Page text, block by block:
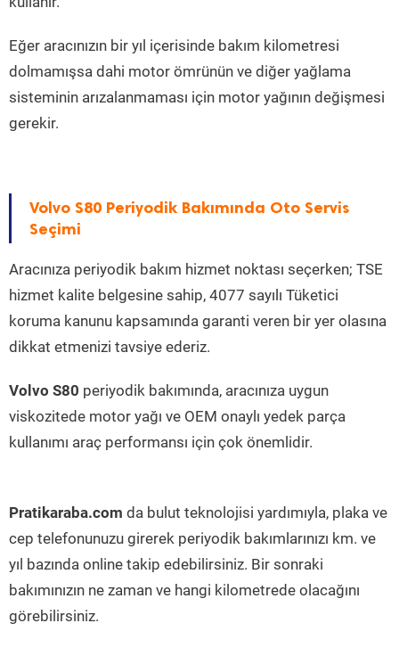
Eğer aracınızın bir yıl içerisinde bakım kilometresi
dolmamışsa dahi motor ömrünün ve diğer yağlama
sisteminin arızalanmaması için motor yağının değişmesi
gerekir.
Volvo S80 Periyodik Bakımında Oto Servis
Seçimi
Aracınıza periyodik bakım hizmet noktası seçerken; TSE
hizmet kalite belgesine sahip, 4077 sayılı Tüketici
koruma kanunu kapsamında garanti veren bir yer olasına
dikkat etmenizi tavsiye ederiz.
Volvo S80 periyodik bakımında, aracınıza uygun
viskozitede motor yağı ve OEM onaylı yedek parça
kullanımı araç performansı için çok önemlidir.
Pratikaraba.com da bulut teknolojisi yardımıyla, plaka ve
cep telefonunuzu girerek periyodik bakımlarınızı km. ve
yıl bazında online takip edebilirsiniz. Bir sonraki
bakımınızın ne zaman ve hangi kilometrede olacağını
görebilirsiniz.